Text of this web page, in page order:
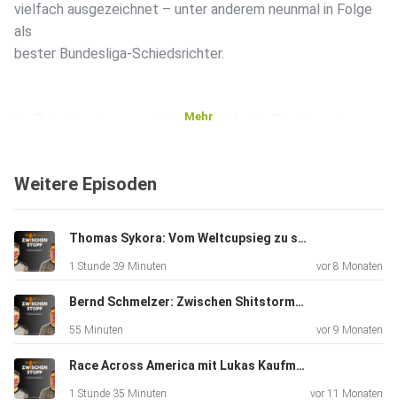
vielfach ausgezeichnet – unter anderem neunmal in Folge
als
bester Bundesliga-Schiedsrichter.
Im Zwischenstopp spricht der zweifache Familienvater
Stadien,
als Referee
nie auslernt. Er erzählt von kuriosen Momenten zwischen
den
Azoren und Aserbaidschan, von Fehlern, die ihn bis heute
begleiten, und wie er es schafft, in 0,7 Sekunden
zu treffen.
Mehr
Weitere Episoden
Thomas Sykora: Vom Weltcupsieg zu schweren Rückschlägen & dem Mut wieder aufzustehen | #27
1 Stunde 39 Minuten vor 8 Monaten
Bernd Schmelzer: Zwischen Shitstorms, Käsebrot & Kultkommentar | #26
55 Minuten vor 9 Monaten
Race Across America mit Lukas Kaufmann: 5.000 Kilometer Schmerz, Schlafentzug & Selbstfindung | #24
1 Stunde 35 Minuten vor 11 Monaten